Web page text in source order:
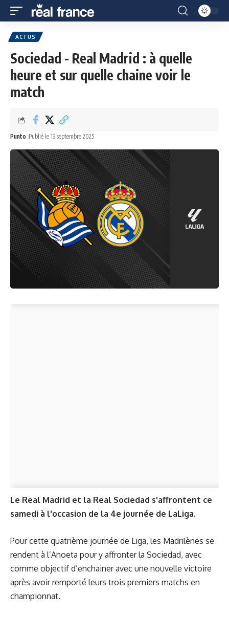
ACTUS
Sociedad - Real Madrid : à quelle
heure et sur quelle chaine voir le
match
Punto Publié le 13 septembre 2025
Le Real Madrid et la Real Sociedad s'affrontent ce
samedi à l'occasion de la 4e journée de LaLiga.
Pour cette quatrième journée de Liga, les Madrilènes se
rendent à l’Anoeta pour y affronter la Sociedad, avec
comme objectif d’enchainer avec une nouvelle victoire
après avoir remporté leurs trois premiers matchs en
championnat.